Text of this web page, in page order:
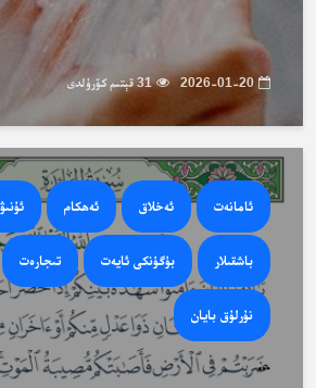
2026-01-20 31 قېتىم كۆرۈلدى
ئامانەت ئەخلاق ئەھكام
باشقىلار بۈگۈنكى ئايەت تىجارەت
نۇرلۇق بايان
...